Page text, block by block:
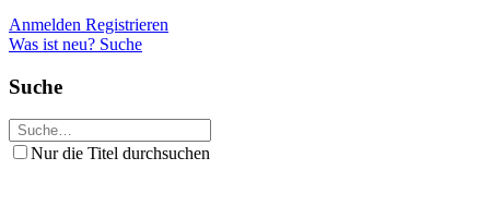
Anmelden Registrieren
Was ist neu? Suche
Suche
Nur die Titel durchsuchen